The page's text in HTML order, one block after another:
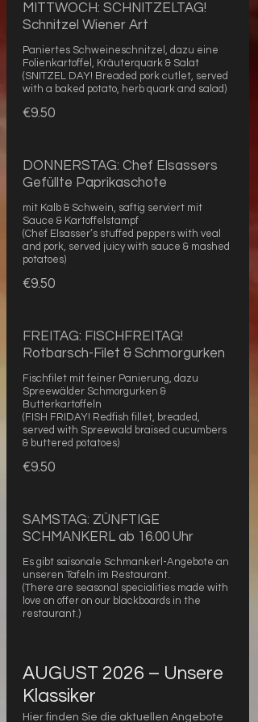
MITTWOCH: SCHNITZELTAG!
Schnitzel Wiener Art
Paniertes Schweineschnitzel, dazu eine
Folienkartoffel, Kräuterquark & Salat
(SNITZEL DAY! Breaded pork cutlet, served
with a baked potato, herb quark and salad)
€9.50
DONNERSTAG: Chef Elsassers
Gefüllte Paprikaschote
mit Kalb & Schwein, saftig serviert mit
Sauce & Kartoffelstampf
(Chef Elsasser’s stuffed peppers with veal
and pork, served juicy with sauce & mashed
potatoes)
€9.50
FREITAG: FISCHFREITAG!
Rotbarsch-Filet & Schmorgurken
Fischfilet mit feiner Panierung, dazu
Spreewälder Schmorgurken &
Butterkartoffeln
(FISH FRIDAY! Redfish fillet, breaded,
served with Spreewald braised cucumbers
& buttered potatoes)
€9.50
SAMSTAG: ZÜNFTIGE
SCHMANKERL ab 16.00 Uhr
Es gibt saisonale Schmankerl-Angebote an
unseren Tafeln im Restaurant.
(There are seasonal specialities made with
love on offer on our blackboards in the
restaurant.)
AUGUST 2026 – Unsere
Klassiker
Hier finden Sie die aktuellen Angebote